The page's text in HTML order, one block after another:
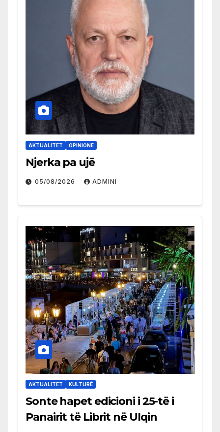
AKTUALITET OPINIONE
Njerka pa ujë
05/08/2026 ADMINI
AKTUALITET KULTURË
Sonte hapet edicioni i 25-të i
Panairit të Librit në Ulqin